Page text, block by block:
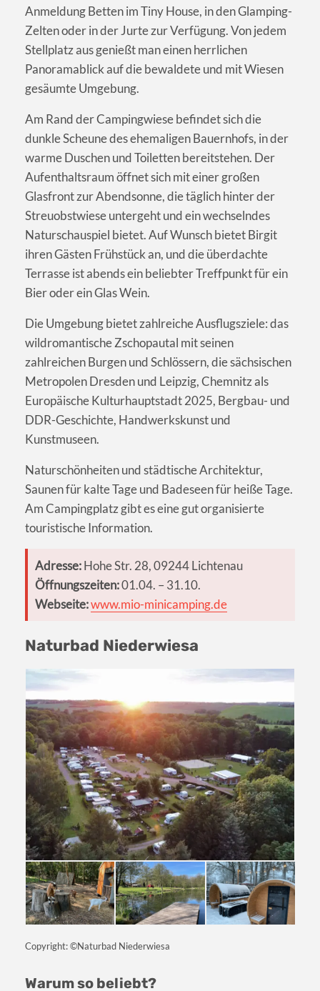
Anmeldung Betten im Tiny House, in den Glamping-
Zelten oder in der Jurte zur Verfügung. Von jedem
Stellplatz aus genießt man einen herrlichen
Panoramablick auf die bewaldete und mit Wiesen
gesäumte Umgebung.
Am Rand der Campingwiese befindet sich die
dunkle Scheune des ehemaligen Bauernhofs, in der
warme Duschen und Toiletten bereitstehen. Der
Aufenthaltsraum öffnet sich mit einer großen
Glasfront zur Abendsonne, die täglich hinter der
Streuobstwiese untergeht und ein wechselndes
Naturschauspiel bietet. Auf Wunsch bietet Birgit
ihren Gästen Frühstück an, und die überdachte
Terrasse ist abends ein beliebter Treffpunkt für ein
Bier oder ein Glas Wein.
Die Umgebung bietet zahlreiche Ausflugsziele: das
wildromantische Zschopautal mit seinen
zahlreichen Burgen und Schlössern, die sächsischen
Metropolen Dresden und Leipzig, Chemnitz als
Europäische Kulturhauptstadt 2025, Bergbau- und
DDR-Geschichte, Handwerkskunst und
Kunstmuseen.
Naturschönheiten und städtische Architektur,
Saunen für kalte Tage und Badeseen für heiße Tage.
Am Campingplatz gibt es eine gut organisierte
touristische Information.
Adresse:Hohe Str. 28, 09244 Lichtenau
Öffnungszeiten:01.04. – 31.10.
Webseite:www.mio-minicamping.de
Naturbad Niederwiesa
Copyright: ©Naturbad Niederwiesa
Warum so beliebt?